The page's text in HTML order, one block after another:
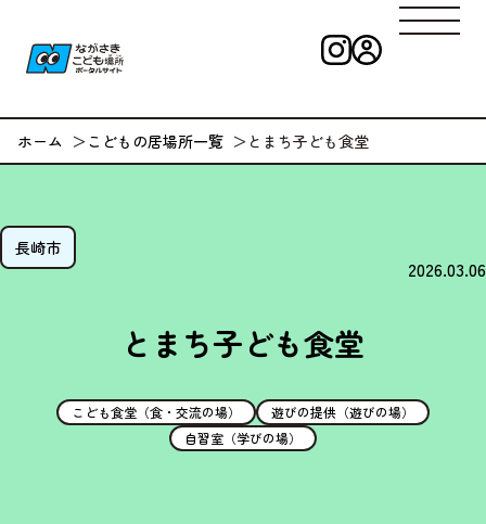
ながさきこども
ホーム こどもの居場所一覧 とまち子ども食堂
長崎市
2026.03.06
とまち子ども食堂
こども食堂（食・交流の場）
遊びの提供（遊びの場）
自習室（学びの場）